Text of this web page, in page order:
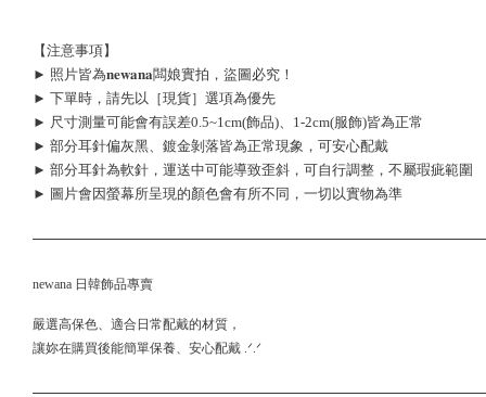
【注意事項】
► 照片皆為𝐧𝐞𝐰𝐚𝐧𝐚闆娘實拍，盜圖必究！
► 下單時，請先以［現貨］選項為優先
► 尺寸測量可能會有誤差0.5~1cm(飾品)、1-2cm(服飾)皆為正常
► 部分耳針偏灰黑、鍍金剝落皆為正常現象，可安心配戴
► 部分耳針為軟針，運送中可能導致歪斜，可自行調整，不屬瑕疵範圍
► 圖片會因螢幕所呈現的顏色會有所不同，一切以實物為準
newana 日韓飾品專賣
嚴選高保色、適合日常配戴的材質，
讓妳在購買後能簡單保養、安心配戴 .ᐟ.ᐟ